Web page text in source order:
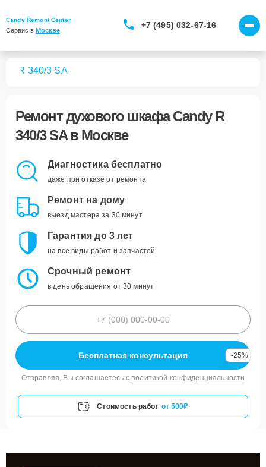
Candy Remont Center
Сервис в Москве
+7 (495) 032-67-16
R 340/3 SA
Ремонтдухового шкафа Candy R
340/3 SAв Москве
Диагностика бесплатно
даже при отказе от ремонта
Ремонт на дому
выезд мастера за 30 минут
Гарантия до 3 лет
на все виды работ и запчастей
Срочный ремонт
в день обращения от 30 минут
Бесплатная консультация -25%
Отправляя, Вы соглашаетесь с политикой конфиденциальности
Стоимость работ от 500₽